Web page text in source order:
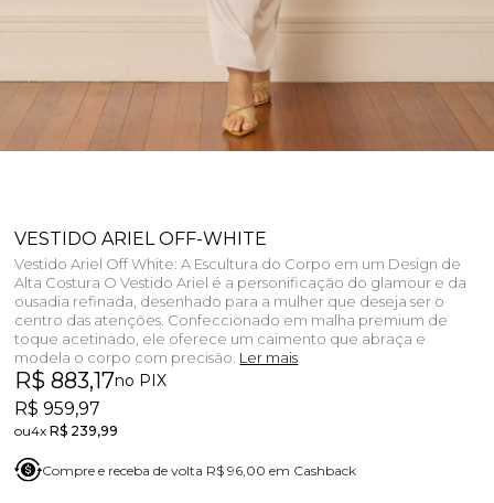
VESTIDO ARIEL OFF-WHITE
Vestido Ariel Off White: A Escultura do Corpo em um Design de
Alta Costura O Vestido Ariel é a personificação do glamour e da
ousadia refinada, desenhado para a mulher que deseja ser o
centro das atenções. Confeccionado em malha premium de
toque acetinado, ele oferece um caimento que abraça e
modela o corpo com precisão. Ler mais
R$ 883,17no PIX
R$ 959,97
4xR$ 239,99
Compre e receba de volta R$ 96,00 em Cashback